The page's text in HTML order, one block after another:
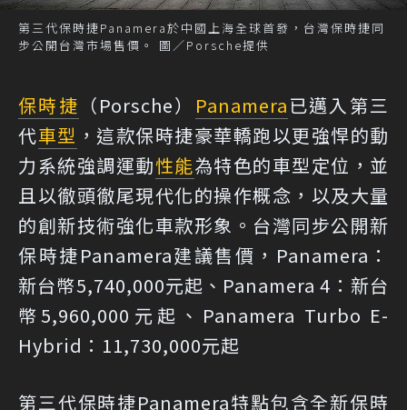
第三代保時捷Panamera於中國上海全球首發，台灣保時捷同
步公開台灣市場售價。 圖／Porsche提供
保時捷 （Porsche） Panamera已邁入第三
代車型 ，這款保時捷豪華轎跑以更強悍的動
力系統強調運動性能為特色的車型定位，並
且以徹頭徹尾現代化的操作概念，以及大量
的創新技術強化車款形象。台灣同步公開新
保時捷Panamera建議售價，Panamera：
新台幣5,740,000元起、Panamera 4：新台
幣5,960,000元起、Panamera Turbo E-
Hybrid：11,730,000元起
第三代保時捷Panamera特點包含全新保時